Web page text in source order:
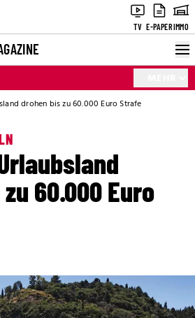
TV E-PAPERIMMO
drohen bis zu 60.000 Euro Strafe
60.000 Euro